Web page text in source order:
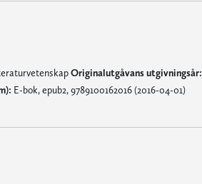
Originalutgåvans utgivningsår:
E-bok, epub2, 9789100162016 (2016-04-01)